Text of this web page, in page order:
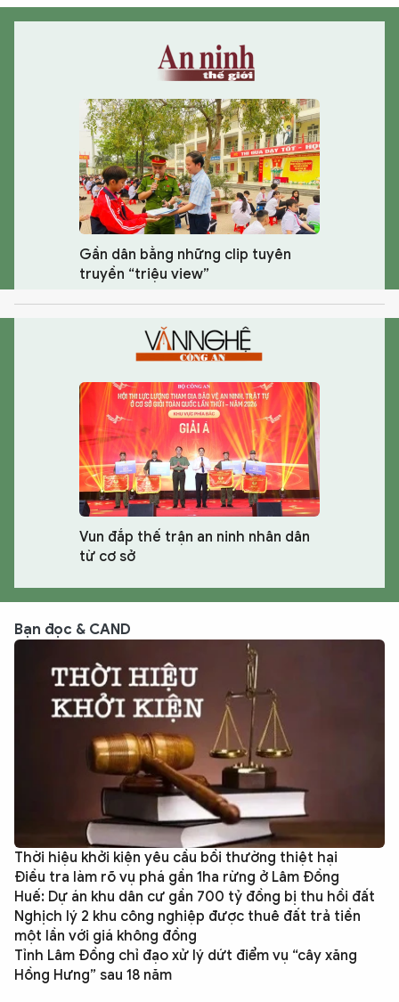
Gần dân bằng những clip tuyên
truyền “triệu view”
Vun đắp thế trận an ninh nhân dân
từ cơ sở
Bạn đọc & CAND
Thời hiệu khởi kiện yêu cầu bồi thường thiệt hại
Điều tra làm rõ vụ phá gần 1ha rừng ở Lâm Đồng
Huế: Dự án khu dân cư gần 700 tỷ đồng bị thu hồi đất
Nghịch lý 2 khu công nghiệp được thuê đất trả tiền
một lần với giá không đồng
Tỉnh Lâm Đồng chỉ đạo xử lý dứt điểm vụ “cây xăng
Hồng Hưng” sau 18 năm